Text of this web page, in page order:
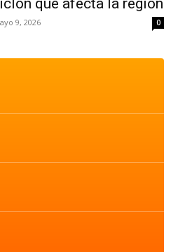
que afecta la región
9, 2026 0